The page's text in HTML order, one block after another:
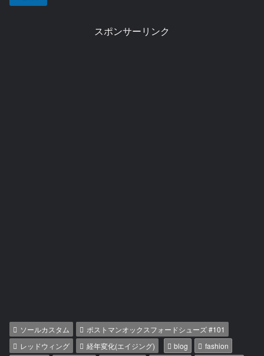
スポンサーリンク
ソールカスタム
ポストマンオックスフォードシューズ #101
レッドウィング
経年変化(エイジング) blog
fashion